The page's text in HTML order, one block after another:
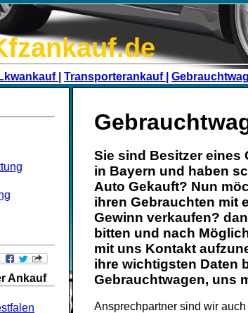
Lkwankauf | Transporterankauf |
Ankauf
Sie sind Besitzer eines
in Bayern und haben
Auto Gekauft? Nun
ihren Gebrauchten mit
Gewinn verkaufen?
bitten und nach
mit uns Kontakt
ihre wichtigsten Daten
Gebrauchtwagen, uns
Ansprechpartner sind wir